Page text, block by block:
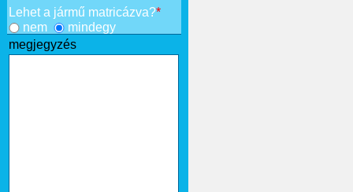
Lehet a jármű matricázva?*
nem
mindegy
megjegyzés